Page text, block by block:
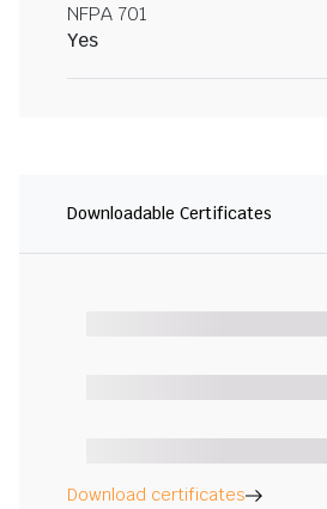
NFPA 701
Yes
Downloadable Certificates
Download certificates